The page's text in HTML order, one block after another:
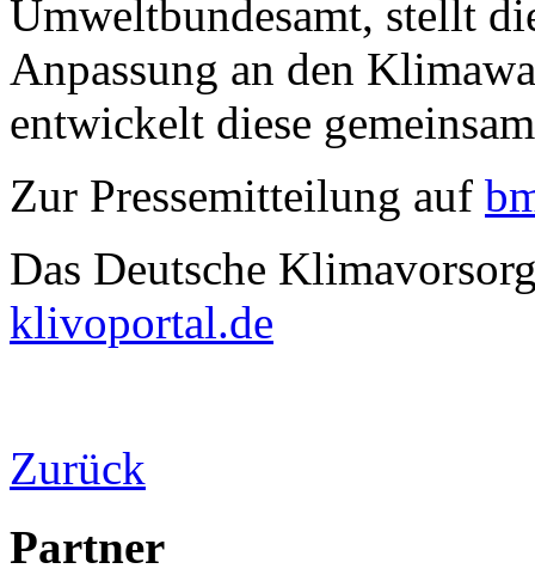
Umweltbundesamt, stellt
Anpassung an den
entwickelt diese
Zur Pressemitteilung auf
Das Deutsche
klivoportal.de
Zurück
Partner